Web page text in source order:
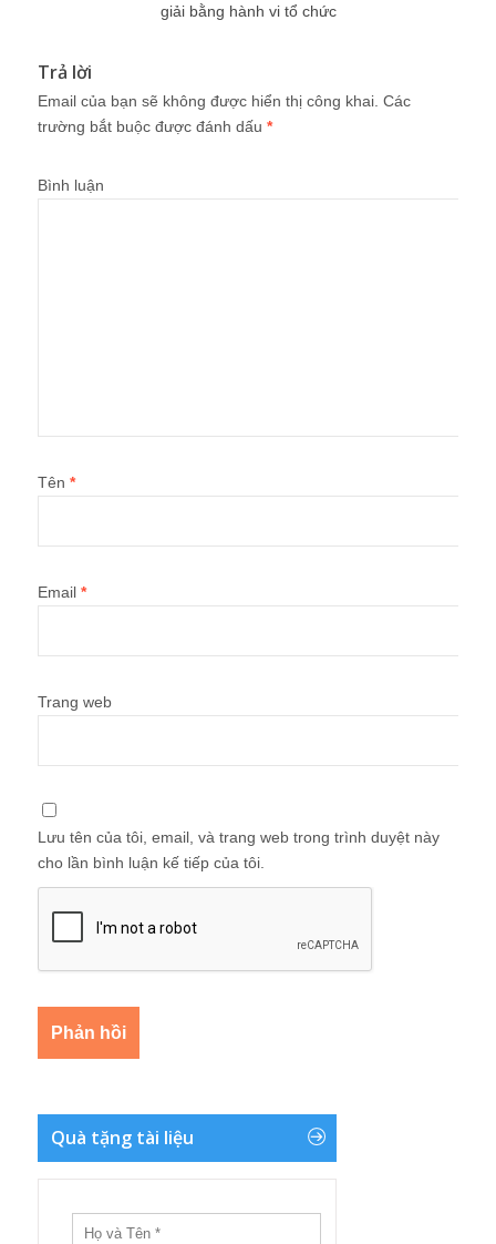
giải bằng hành vi tổ chức
Trả lời
Email của bạn sẽ không được hiển thị công khai. Các
trường bắt buộc được đánh dấu *
Bình luận
Tên *
Email *
Trang web
Lưu tên của tôi, email, và trang web trong trình duyệt này
cho lần bình luận kế tiếp của tôi.
Quà tặng tài liệu